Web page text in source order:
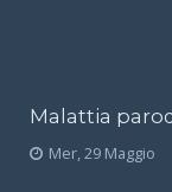
Malattia
Mer, 29 Maggio